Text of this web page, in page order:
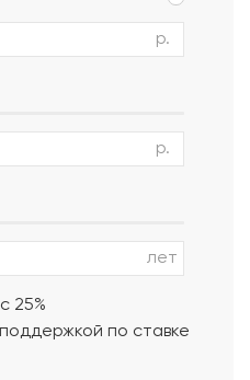
КР, ИР
р.
р.
лет
25%
по ставке